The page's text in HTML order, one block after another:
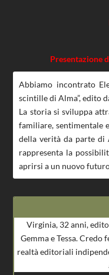
Presentazione
Abbiamo incontrato
scintille di Alma”, edito
La storia si sviluppa
familiare, sentimentale
della verità da parte di
rappresenta la
aprirsi a un nuovo
Virginia, 32 anni,
Gemma e Tessa.
realtà editoriali